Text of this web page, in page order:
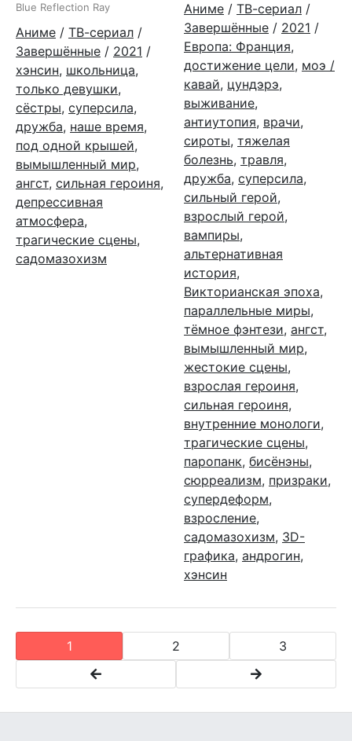
Blue Reflection Ray
Аниме / ТВ-сериал /
Завершённые / 2021 /
хэнсин, школьница,
только девушки,
сёстры, суперсила,
дружба, наше время,
под одной крышей,
вымышленный мир,
ангст, сильная героиня,
депрессивная
атмосфера,
трагические сцены,
садомазохизм
Аниме / ТВ-сериал /
Завершённые / 2021 /
Европа: Франция,
достижение цели, моэ /
кавай, цундэрэ,
выживание,
антиутопия, врачи,
сироты, тяжелая
болезнь, травля,
дружба, суперсила,
сильный герой,
взрослый герой,
вампиры,
альтернативная
история,
Викторианская эпоха,
параллельные миры,
тёмное фэнтези, ангст,
вымышленный мир,
жестокие сцены,
взрослая героиня,
сильная героиня,
внутренние монологи,
трагические сцены,
паропанк, бисёнэны,
сюрреализм, призраки,
супердеформ,
взросление,
садомазохизм, 3D-
графика, андрогин,
хэнсин
1 2 3